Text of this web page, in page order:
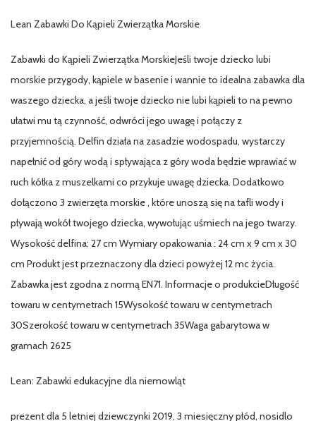
Lean Zabawki Do Kąpieli Zwierzątka Morskie
Zabawki do Kąpieli Zwierzątka MorskieJeśli twoje dziecko lubi
morskie przygody, kąpiele w basenie i wannie to idealna zabawka dla
waszego dziecka, a jeśli twoje dziecko nie lubi kąpieli to na pewno
ułatwi mu tą czynność, odwróci jego uwagę i połączy z
przyjemnością. Delfin działa na zasadzie wodospadu, wystarczy
napełnić od góry wodą i spływająca z góry woda będzie wprawiać w
ruch kółka z muszelkami co przykuje uwagę dziecka. Dodatkowo
dołączono 3 zwierzęta morskie , które unoszą się na tafli wody i
pływają wokół twojego dziecka, wywołując uśmiech na jego twarzy.
Wysokość delfina: 27 cm Wymiary opakowania : 24 cm x 9 cm x 30
cm Produkt jest przeznaczony dla dzieci powyżej 12 mc życia.
Zabawka jest zgodna z normą EN71. Informacje o produkcieDługość
towaru w centymetrach 15Wysokość towaru w centymetrach
30Szerokość towaru w centymetrach 35Waga gabarytowa w
gramach 2625
Lean: Zabawki edukacyjne dla niemowląt
prezent dla 5 letniej dziewczynki 2019, 3 miesięczny płód, nosidlo